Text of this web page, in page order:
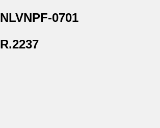
NLVNPF-0701
R.2237